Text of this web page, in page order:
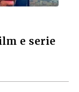
e serie